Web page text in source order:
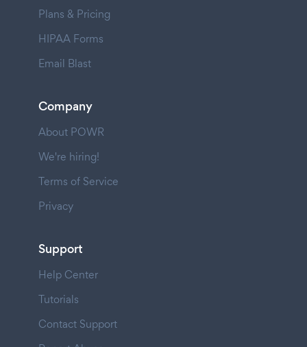
Plans & Pricing
HIPAA Forms
Email Blast
Company
About POWR
We're hiring!
Terms of Service
Privacy
Support
Help Center
Tutorials
Contact Support